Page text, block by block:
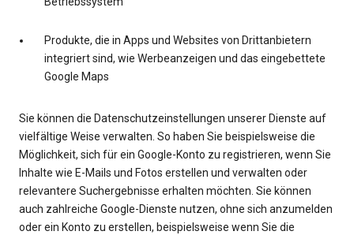
Produkte, die in Apps und Websites von Drittanbietern
integriert sind, wie Werbeanzeigen und das eingebettete
Google Maps
Sie können die Datenschutzeinstellungen unserer Dienste auf
vielfältige Weise verwalten. So haben Sie beispielsweise die
Möglichkeit, sich für ein Google-Konto zu registrieren, wenn Sie
Inhalte wie E-Mails und Fotos erstellen und verwalten oder
relevantere Suchergebnisse erhalten möchten. Sie können
auch zahlreiche Google-Dienste nutzen, ohne sich anzumelden
oder ein Konto zu erstellen, beispielsweise wenn Sie die